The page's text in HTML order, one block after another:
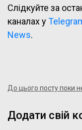
Слідкуйте за
каналах у
News.
До цього посту поки
Додати свій